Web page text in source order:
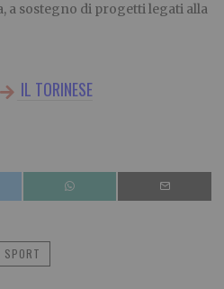
a sostegno di progetti legati alla
IL TORINESE
SPORT